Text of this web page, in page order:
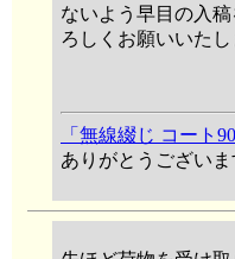
ないよう早目の入
ろしくお願いいたし
「無線綴じ コート
ありがとうございま